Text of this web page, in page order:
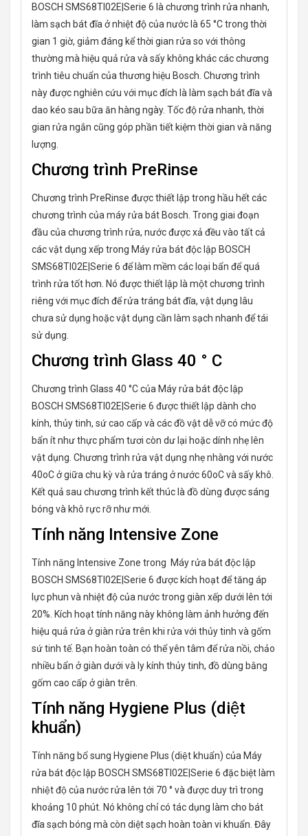
BOSCH SMS68TI02E|Serie 6 là chương trình rửa nhanh,
làm sạch bát đĩa ở nhiệt độ của nước là 65 °C trong thời
gian 1 giờ, giảm đáng kể thời gian rửa so với thông
thường mà hiệu quả rửa và sấy không khác các chương
trình tiêu chuẩn của thương hiệu Bosch. Chương trình
này được nghiên cứu với mục đích là làm sạch bát đĩa và
dao kéo sau bữa ăn hàng ngày. Tốc độ rửa nhanh, thời
gian rửa ngắn cũng góp phần tiết kiệm thời gian và năng
lượng.
Chương trình PreRinse
Chương trình PreRinse được thiết lập trong hầu hết các
chương trình của máy rửa bát Bosch. Trong giai đoạn
đầu của chương trình rửa, nước được xả đều vào tất cả
các vật dụng xếp trong Máy rửa bát độc lập BOSCH
SMS68TI02E|Serie 6 để làm mềm các loại bẩn để quá
trình rửa tốt hơn. Nó được thiết lập là một chương trình
riêng với mục đích để rửa tráng bát đĩa, vật dụng lâu
chưa sử dụng hoặc vật dụng cần làm sạch nhanh để tái
sử dụng.
Chương trình Glass 40 ° C
Chương trình Glass 40 °C của Máy rửa bát độc lập
BOSCH SMS68TI02E|Serie 6 được thiết lập dành cho
kính, thủy tinh, sứ cao cấp và các đồ vật dễ vỡ có mức độ
bẩn ít như thực phẩm tươi còn dư lại hoặc dính nhẹ lên
vật dụng. Chương trình rửa vật dụng nhẹ nhàng với nước
40oC ở giữa chu kỳ và rửa tráng ở nước 60oC và sấy khô.
Kết quả sau chương trình kết thúc là đồ dùng được sáng
bóng và khô rực rỡ như mới.
Tính năng Intensive Zone
Tính năng Intensive Zone trong Máy rửa bát độc lập
BOSCH SMS68TI02E|Serie 6 được kích hoạt để tăng áp
lực phun và nhiệt độ của nước trong giàn xếp dưới lên tới
20%. Kích hoạt tính năng này không làm ảnh hưởng đến
hiệu quả rửa ở giàn rửa trên khi rửa với thủy tinh và gốm
sứ tinh tế. Bạn hoàn toàn có thể yên tâm để rửa nồi, chảo
nhiều bẩn ở giàn dưới và ly kính thủy tinh, đồ dùng bằng
gốm cao cấp ở giàn trên.
Tính năng Hygiene Plus (diệt
khuẩn)
Tính năng bổ sung Hygiene Plus (diệt khuẩn) của Máy
rửa bát độc lập BOSCH SMS68TI02E|Serie 6 đặc biệt làm
nhiệt độ của nước rửa lên tới 70 ° và được duy trì trong
khoảng 10 phút. Nó không chỉ có tác dụng làm cho bát
đĩa sạch bóng mà còn diệt sạch hoàn toàn vi khuẩn. Đây